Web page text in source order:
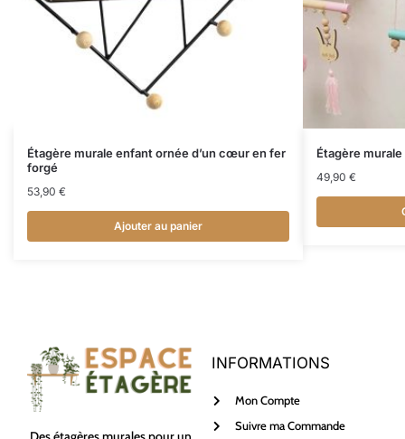
Étagère murale enfant ornée d’un cœur en fer
forgé
53,90 €
Ajouter au panier
Étagère
49,90 €
INFORMATIONS
Mon Compte
Suivre ma Commande